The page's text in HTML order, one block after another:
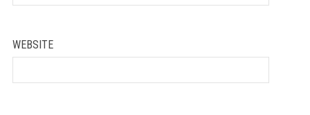
WEBSITE